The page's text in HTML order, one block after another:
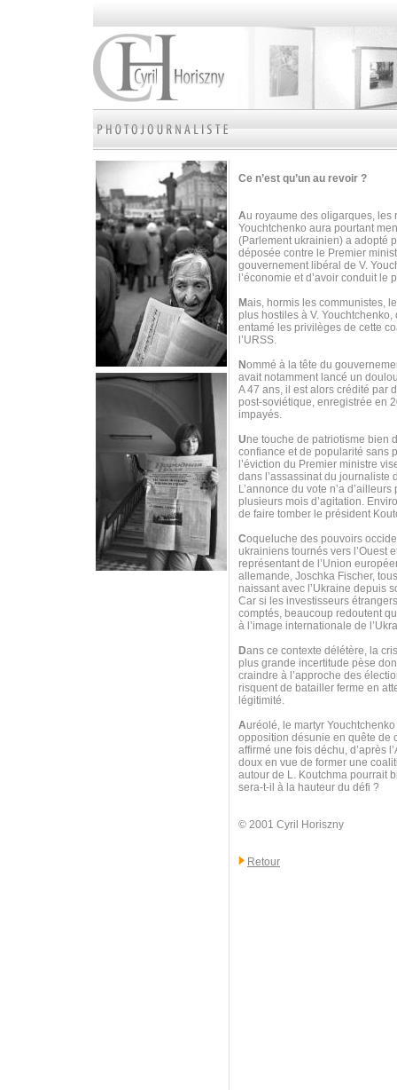
Ce n’est qu’un au revoir ?
Au royaume des oligarques, les
Youchtchenko aura pourtant
(Parlement ukrainien) a adopté
déposée contre le Premier
gouvernement libéral de V.
l’économie et d’avoir conduit le
Mais, hormis les communistes,
plus hostiles à V.
entamé les privilèges de cette
l’URSS.
Nommé à la tête du
avait notamment lancé un
A 47 ans, il est alors crédité par
post-soviétique, enregistrée en
impayés.
Une touche de patriotisme bien
confiance et de popularité sans
l’éviction du Premier ministre
dans l’assassinat du journaliste
L’annonce du vote n’a
plusieurs mois d’agitation.
de faire tomber le président
Coqueluche des pouvoirs
ukrainiens tournés vers l’Ouest
représentant de l’Union
allemande, Joschka Fischer,
naissant avec l’Ukraine depuis
Car si les investisseurs
comptés, beaucoup redoutent
à l’image internationale de
Dans ce contexte délétère, la
plus grande incertitude pèse
craindre à l’approche des
risquent de batailler ferme en
légitimité.
Auréolé, le martyr
opposition désunie en quête de
affirmé une fois déchu, d’après
doux en vue de former une
autour de L. Koutchma pourrait
sera-t-il à la hauteur du défi ?
© 2001 Cyril Horiszny
Retour